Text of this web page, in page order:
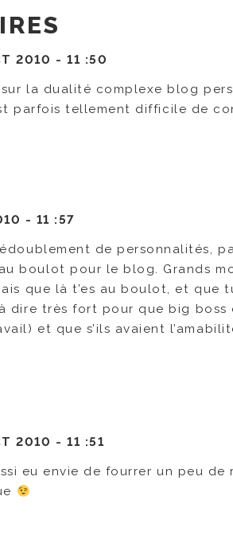
2010 - 11 :50
la dualité complexe blog
parfois tellement difficile de
- 11 :57
de personnalités,
boulot pour le blog. Grands
que là t’es au boulot, et que
dire très fort pour que big
et que s’ils avaient
2010 - 11 :51
eu envie de fourrer un peu